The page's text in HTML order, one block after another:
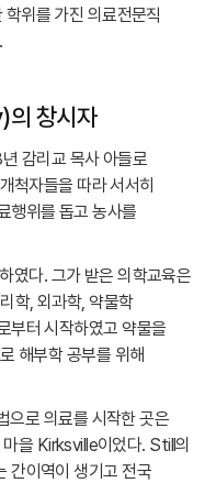
위를 가진 의료전문직
창시자
감리교 목사 아들로
척자들을 따라 서서히
행위를 돕고 농사를
였다. 그가 받은 의학교육은
학, 외과학, 약물학
부터 시작하였고 약물을
해부학 공부를 위해
으로 의료를 시작한 곳은
을 Kirksville이었다. Still의
간이역이 생기고 전국